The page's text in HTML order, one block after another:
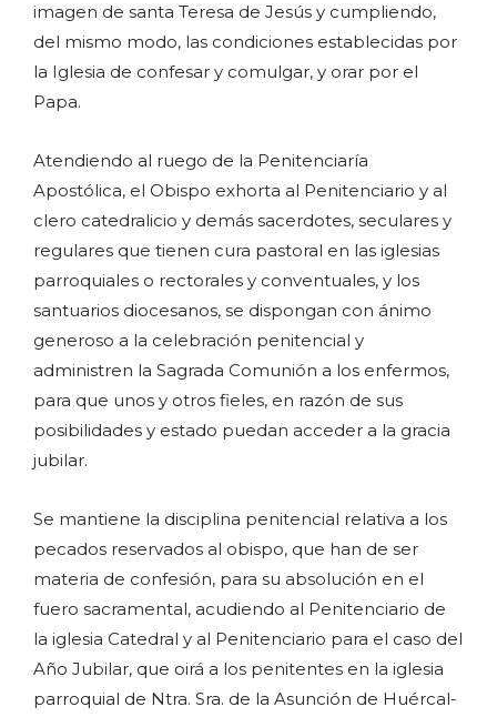
imagen de santa Teresa de Jesús y cumpliendo,
del mismo modo, las condiciones establecidas por
la Iglesia de confesar y comulgar, y orar por el
Papa.
Atendiendo al ruego de la Penitenciaría
Apostólica, el Obispo exhorta al Penitenciario y al
clero catedralicio y demás sacerdotes, seculares y
regulares que tienen cura pastoral en las iglesias
parroquiales o rectorales y conventuales, y los
santuarios diocesanos, se dispongan con ánimo
generoso a la celebración penitencial y
administren la Sagrada Comunión a los enfermos,
para que unos y otros fieles, en razón de sus
posibilidades y estado puedan acceder a la gracia
jubilar.
Se mantiene la disciplina penitencial relativa a los
pecados reservados al obispo, que han de ser
materia de confesión, para su absolución en el
fuero sacramental, acudiendo al Penitenciario de
la iglesia Catedral y al Penitenciario para el caso del
Año Jubilar, que oirá a los penitentes en la iglesia
parroquial de Ntra. Sra. de la Asunción de Huércal-